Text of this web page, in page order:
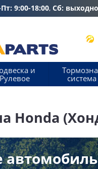
9:00-18:00, Сб:
и
Рулевое
система
Honda